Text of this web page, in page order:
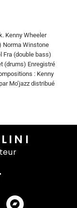
Kenny Wheeler
Norma Winstone
Fra (double bass)
(drums) Enregistré
: Kenny
Mo’jazz distribué